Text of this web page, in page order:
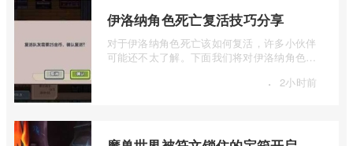
伊洛纳角色死亡复活技巧分享
对于伊洛纳角色死亡该如何复活，许多小伙伴
可能还不太了解。下面我们将对伊洛纳角色死
· 2小时前